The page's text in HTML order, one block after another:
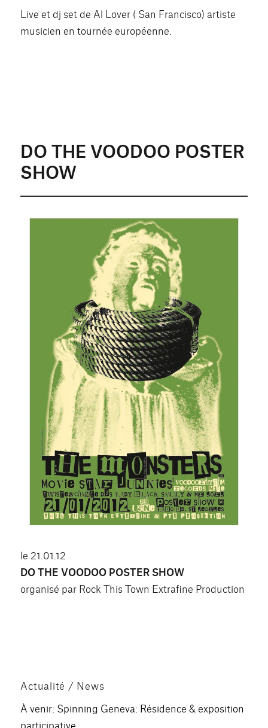
Live et dj set de Al Lover ( San Francisco) artiste
musicien en tournée européenne.
DO THE VOODOO POSTER
SHOW
le 21.01.12
DO THE VOODOO POSTER SHOW
organisé par Rock This Town Extrafine Production
Actualité / News
À venir: Spinning Geneva: Résidence & exposition
participative